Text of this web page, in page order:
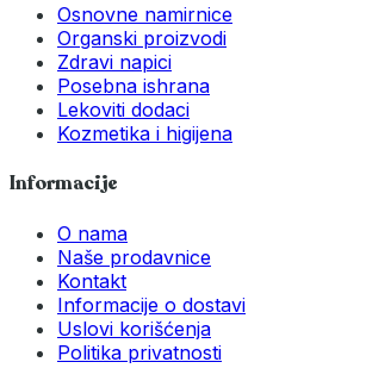
Osnovne namirnice
Organski proizvodi
Zdravi napici
Posebna ishrana
Lekoviti dodaci
Kozmetika i higijena
Informacije
O nama
Naše prodavnice
Kontakt
Informacije o dostavi
Uslovi korišćenja
Politika privatnosti